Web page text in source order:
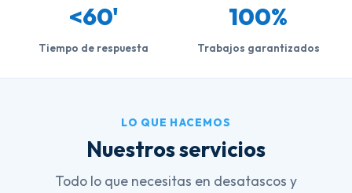
<60'
Tiempo de respuesta
100%
Trabajos garantizados
LO QUE HACEMOS
Nuestros servicios
Todo lo que necesitas en desatascos y